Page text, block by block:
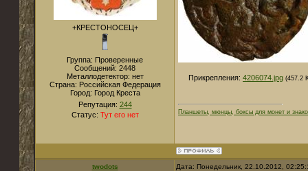
+КРЕСТОНОСЕЦ+
Группа: Проверенные
Сообщений: 2448
Металлодетектор: нет
Страна: Российская Федерация
Город: Город Креста
Репутация: 244
Статус: Тут его нет
Прикрепления: 4206074.jpg (457.2
Планшеты, мюнцы, боксы для монет и
twodots Дата: Понедельник, 22.10.2012,